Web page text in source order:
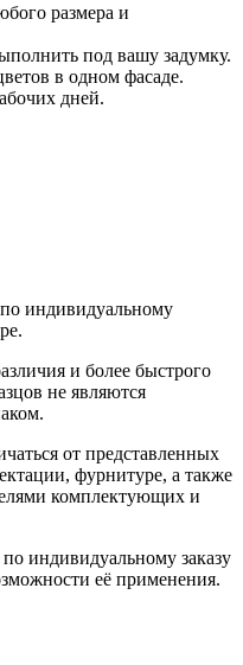
размера и
под вашу задумку.
в одном фасаде.
дней.
индивидуальному
и более быстрого
не являются
от представленных
фурнитуре, а также
комплектующих и
индивидуальному заказу
её применения.